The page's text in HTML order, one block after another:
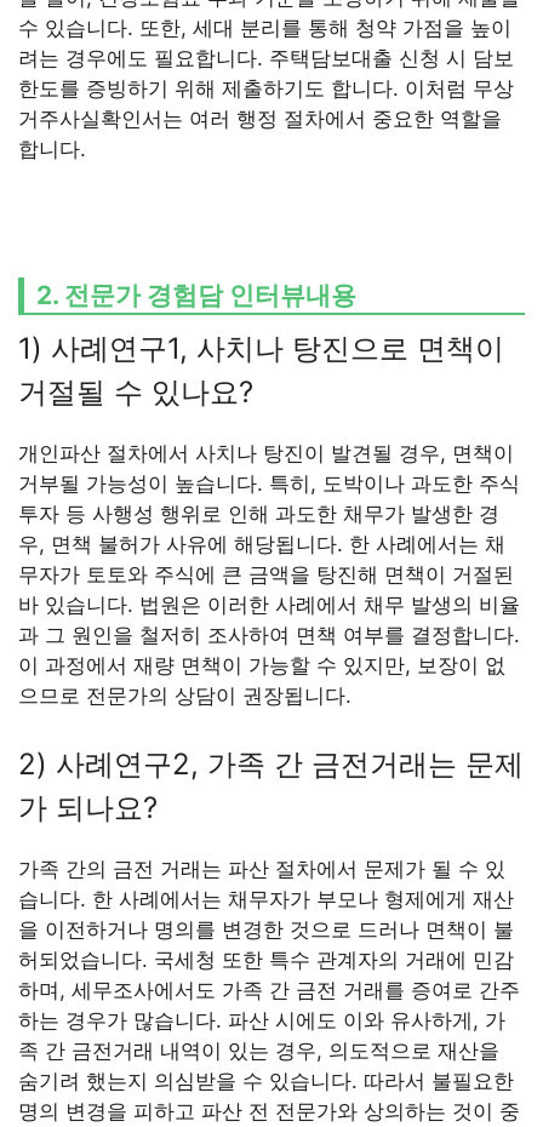
수 있습니다. 또한, 세대 분리를 통해 청약 가점을 높이
려는 경우에도 필요합니다. 주택담보대출 신청 시 담보
한도를 증빙하기 위해 제출하기도 합니다. 이처럼 무상
거주사실확인서는 여러 행정 절차에서 중요한 역할을
합니다.
2. 전문가 경험담 인터뷰내용
1) 사례연구1, 사치나 탕진으로 면책이
거절될 수 있나요?
개인파산 절차에서 사치나 탕진이 발견될 경우, 면책이
거부될 가능성이 높습니다. 특히, 도박이나 과도한 주식
투자 등 사행성 행위로 인해 과도한 채무가 발생한 경
우, 면책 불허가 사유에 해당됩니다. 한 사례에서는 채
무자가 토토와 주식에 큰 금액을 탕진해 면책이 거절된
바 있습니다. 법원은 이러한 사례에서 채무 발생의 비율
과 그 원인을 철저히 조사하여 면책 여부를 결정합니다.
이 과정에서 재량 면책이 가능할 수 있지만, 보장이 없
으므로 전문가의 상담이 권장됩니다.
2) 사례연구2, 가족 간 금전거래는 문제
가 되나요?
가족 간의 금전 거래는 파산 절차에서 문제가 될 수 있
습니다. 한 사례에서는 채무자가 부모나 형제에게 재산
을 이전하거나 명의를 변경한 것으로 드러나 면책이 불
허되었습니다. 국세청 또한 특수 관계자의 거래에 민감
하며, 세무조사에서도 가족 간 금전 거래를 증여로 간주
하는 경우가 많습니다. 파산 시에도 이와 유사하게, 가
족 간 금전거래 내역이 있는 경우, 의도적으로 재산을
숨기려 했는지 의심받을 수 있습니다. 따라서 불필요한
명의 변경을 피하고 파산 전 전문가와 상의하는 것이 중